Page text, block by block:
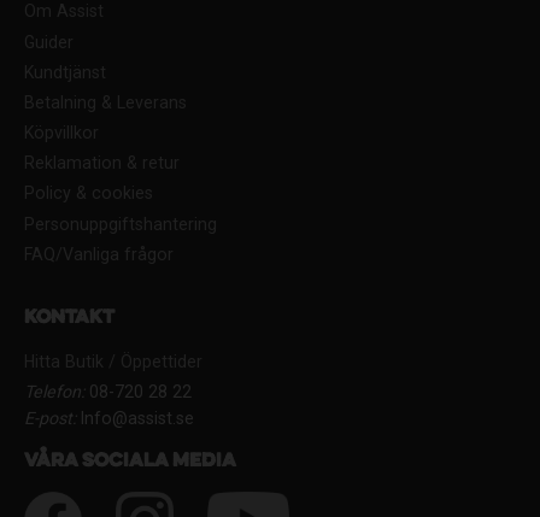
Om Assist
Guider
Kundtjänst
Betalning & Leverans
Köpvillkor
Reklamation & retur
Policy & cookies
Personuppgiftshantering
FAQ/Vanliga frågor
Kontakt
Hitta Butik / Öppettider
Telefon:08-720 28 22
E-post:Info@assist.se
Våra sociala media